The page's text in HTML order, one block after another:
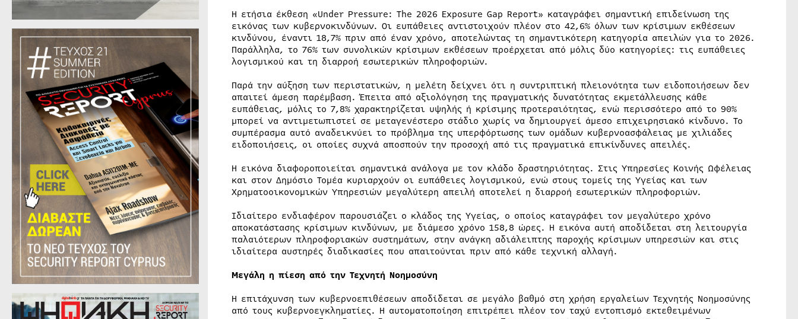
Η ετήσια έκθεση «Under Pressure: The 2026 Exposure Gap Report» καταγράφει σημαντική επιδείνωση της
εικόνας των κυβερνοκινδύνων. Οι ευπάθειες αντιστοιχούν πλέον στο 42,6% όλων των κρίσιμων εκθέσεων
κινδύνου, έναντι 18,7% πριν από έναν χρόνο, αποτελώντας τη σημαντικότερη κατηγορία απειλών για το 2026.
Παράλληλα, το 76% των συνολικών κρίσιμων εκθέσεων προέρχεται από μόλις δύο κατηγορίες: τις ευπάθειες
λογισμικού και τη διαρροή εσωτερικών πληροφοριών.
Παρά την αύξηση των περιστατικών, η μελέτη δείχνει ότι η συντριπτική πλειονότητα των ειδοποιήσεων δεν
απαιτεί άμεση παρέμβαση. Έπειτα από αξιολόγηση της πραγματικής δυνατότητας εκμετάλλευσης κάθε
ευπάθειας, μόλις το 7,8% χαρακτηρίζεται υψηλής ή κρίσιμης προτεραιότητας, ενώ περισσότερο από το 90%
μπορεί να αντιμετωπιστεί σε μεταγενέστερο στάδιο χωρίς να δημιουργεί άμεσο επιχειρησιακό κίνδυνο. Το
συμπέρασμα αυτό αναδεικνύει το πρόβλημα της υπερφόρτωσης των ομάδων κυβερνοασφάλειας με χιλιάδες
ειδοποιήσεις, οι οποίες συχνά αποσπούν την προσοχή από τις πραγματικά επικίνδυνες απειλές.
Η εικόνα διαφοροποιείται σημαντικά ανάλογα με τον κλάδο δραστηριότητας. Στις Υπηρεσίες Κοινής Ωφέλειας
και στον Δημόσιο Τομέα κυριαρχούν οι ευπάθειες λογισμικού, ενώ στους τομείς της Υγείας και των
Χρηματοοικονομικών Υπηρεσιών μεγαλύτερη απειλή αποτελεί η διαρροή εσωτερικών πληροφοριών.
Ιδιαίτερο ενδιαφέρον παρουσιάζει ο κλάδος της Υγείας, ο οποίος καταγράφει τον μεγαλύτερο χρόνο
αποκατάστασης κρίσιμων κινδύνων, με διάμεσο χρόνο 158,8 ώρες. Η εικόνα αυτή αποδίδεται στη λειτουργία
παλαιότερων πληροφοριακών συστημάτων, στην ανάγκη αδιάλειπτης παροχής κρίσιμων υπηρεσιών και στις
ιδιαίτερα αυστηρές διαδικασίες που απαιτούνται πριν από κάθε τεχνική αλλαγή.
Μεγάλη η πίεση από την Τεχνητή Νοημοσύνη
Η επιτάχυνση των κυβερνοεπιθέσεων αποδίδεται σε μεγάλο βαθμό στη χρήση εργαλείων Τεχνητής Νοημοσύνης
από τους κυβερνοεγκληματίες. Η αυτοματοποίηση επιτρέπει πλέον τον ταχύ εντοπισμό εκτεθειμένων